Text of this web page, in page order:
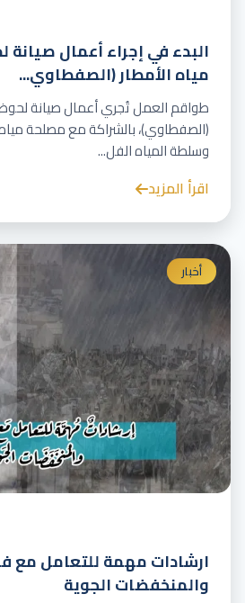
البدء في إجراء أعمال
مياه الأمطار (الصفطاوي...
طواقم العمل تُجري أعمال صيانة
(الصفطاوي)، بالشراكة مع مصلحة
وسلطة المياه الفل...
اقرأ المزيد
أخبار
ارشادات مهمة للتعامل مع
والمنخفضات الجوية